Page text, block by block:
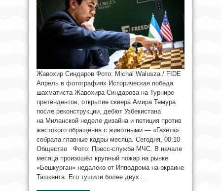
Жавохир Синдаров Фото: Michal Walusza / FIDE
Апрель в фотографиях Историческая победа
шахматиста Жавохира Синдарова на Турнире
претендентов, открытие сквера Амира Темура
после реконструкции, дебют Узбекистана
на Миланской неделе дизайна и петиция против
жестокого обращения с животными — «Газета»
собрала главные кадры месяца. Сегодня, 00:10
Общество Фото: Пресс-служба МЧС. В начале
месяца произошёл крупный пожар на рынке
«Бешкурган» недалеко от Ипподрома на окраине
Ташкента. Его тушили более двух ...